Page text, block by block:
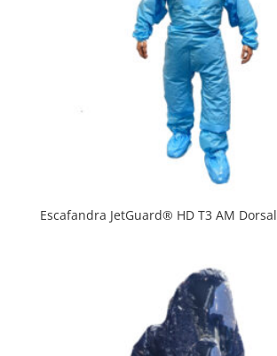
Escafandra JetGuard® HD T3 AM Dorsal